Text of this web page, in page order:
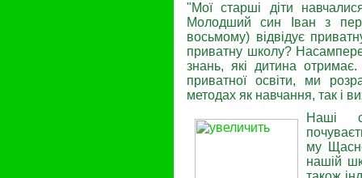
"Мої старші діти
Молодший син Іван з
восьмому) відвідує
приватну школу?
знань, які дитина
приватної освіти, ми
методах як на­вчання, так і
Наші
му
нашій